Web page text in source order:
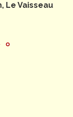
Le Vaisseau